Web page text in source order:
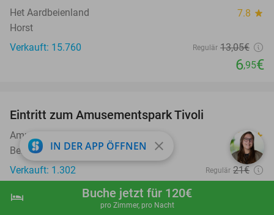
shopping_cart Jetzt buchen
hotel Buche jetzt für 120€
pro Zimmer, pro Nacht
Het Aardbeienland 7.8 star
Horst
Verkauft: 15.760
Regulär 13,05€
6,95€
Eintritt zum Amusementspark Tivoli
Amusementspark Tivoli 9.5star
Berg en Dal
Verkauft: 1.302
Regulär 21€
IN DER APP ÖFFNEN close